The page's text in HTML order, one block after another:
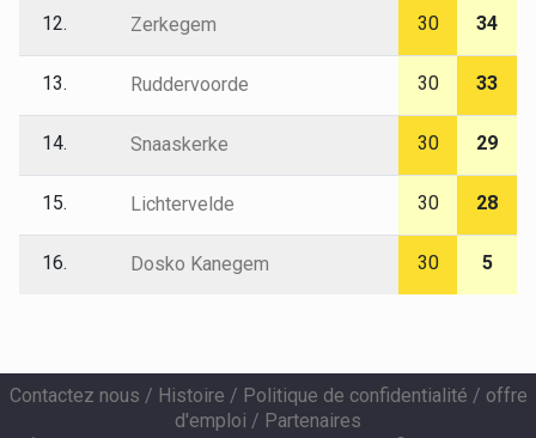
12. Zerkegem 30 34
13. Ruddervoorde 30 33
14. Snaaskerke 30 29
15. Lichtervelde 30 28
16. Dosko Kanegem 30 5
Contactez nous / Histoire / Politique de confidentialité / offre
d'emploi / Partenaires